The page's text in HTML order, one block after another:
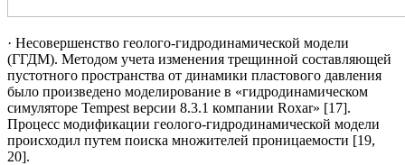
· Несовершенство геолого-гидродинамической модели
(ГГДМ). Методом учета изменения трещинной составляющей
пустотного пространства от динамики пластового давления
было произведено моделирование в «гидродинамическом
симуляторе Tempest версии 8.3.1 компании Roxar» [17].
Процесс модификации геолого-гидродинамической модели
происходил путем поиска множителей проницаемости [19,
20].